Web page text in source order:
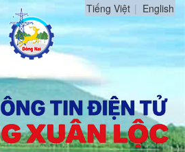
Tiếng Việt English